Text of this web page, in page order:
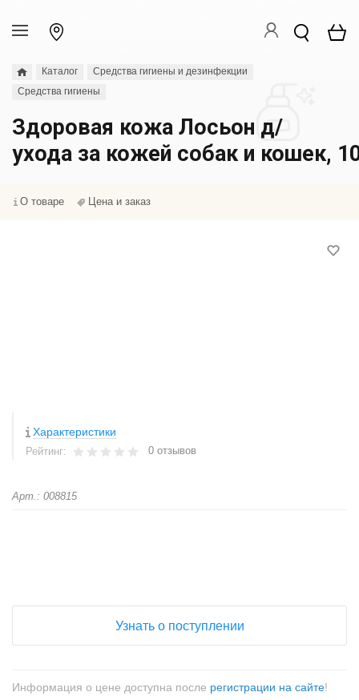
Каталог
Средства гигиены и дезинфекции
Средства гигиены
Здоровая кожа Лосьон д/
ухода за кожей собак и кошек,
О товаре Цена и заказ
Характеристики
Рейтинг: 0 отзывов
Арт.: 008815
Узнать о поступлении
Информация о цене доступна после регистрации на сайте!